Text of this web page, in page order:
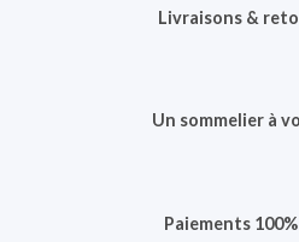
Livraisons &
Un sommelier à
Paiements